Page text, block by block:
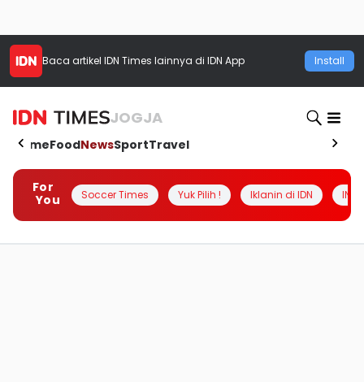
Baca artikel IDN Times lainnya di IDN App Install
JOGJA
HomeFoodNewsSportTravel
For
You
Soccer Times Yuk Pilih ! Iklanin di IDN